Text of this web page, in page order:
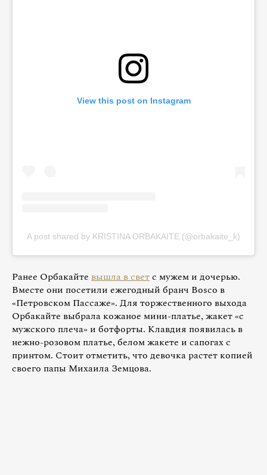
View this post on Instagram
A post shared by KRISTINA ORBAKAITE (@orbakaite_k)
Ранее Орбакайте вышла в светс мужем и дочерью.
Вместе они посетили ежегодный бранч Bosco в
«Петровском Пассаже». Для торжественного выхода
Орбакайте выбрала кожаное мини-платье, жакет «с
мужского плеча» и ботфорты. Клавдия появилась в
нежно-розовом платье, белом жакете и сапогах с
принтом. Стоит отметить, что девочка растет копией
своего папы Михаила Земцова.